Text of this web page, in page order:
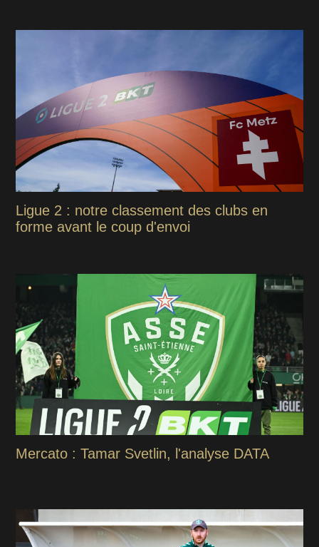
Ligue 2 : notre classement des clubs en
forme avant le coup d'envoi
Mercato : Tamar Svetlin, l'analyse DATA